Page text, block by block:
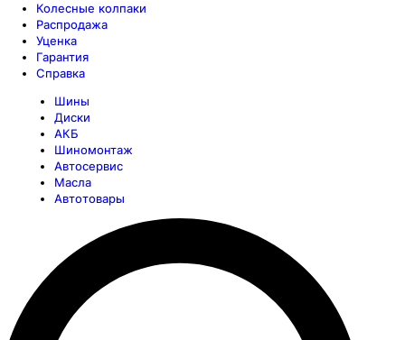
Колесные колпаки
Распродажа
Уценка
Гарантия
Справка
Шины
Диски
АКБ
Шиномонтаж
Автосервис
Масла
Автотовары